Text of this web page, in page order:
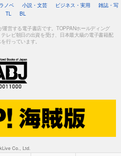
ラノベ 小説・文芸 ビジネス・実用
雑誌・写
TL BL
営する電子書店です。TOPPANホールディング
レビ朝日の出資を受け、日本最大級の電子書籍配
行っています。
Co., Ltd.